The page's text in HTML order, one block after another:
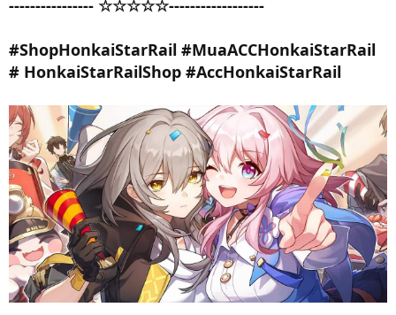
---------------- ☆☆☆☆☆------------------
#ShopHonkaiStarRail #MuaACCHonkaiStarRail
# HonkaiStarRailShop #AccHonkaiStarRail